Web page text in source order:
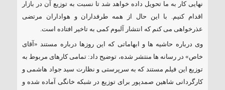
نهایی کار به ما تحویل داده خواهد شد تا نسبت به توزیع آن در بازار
اقدام کنیم. با این حال از همه طرفداران و هواداران مرتضی
عذرخواهی می کنم که انتشار آلبوم کمی به تاخیر افتاده است.
وی درباره حاشیه ها و ابهاماتی که این روزها درباره مستند «آقای
خاص» در رسانه ها منتشر شده، توضیح داد: تمامی کارهای مربوط به
توزیع این فیلم مستند که به سرپرستی و نظارت سید جواد هاشمی و
کارگردانی شاهین صمدپور برای توزیع در شبکه خانگی آماده شده و